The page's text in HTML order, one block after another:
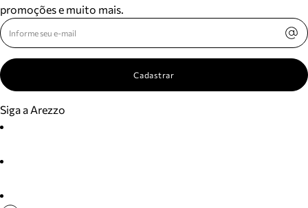
promoções e muito mais.
Cadastrar
Siga a Arezzo